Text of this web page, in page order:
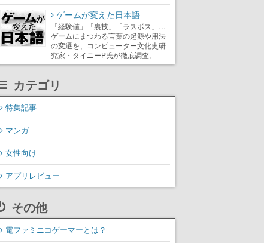
ゲームが変えた日本語
「経験値」「裏技」「ラスボス」…
ゲームにまつわる言葉の起源や用法
の変遷を、コンピューター文化史研
究家・タイニーP氏が徹底調査。
カテゴリ
特集記事
マンガ
女性向け
アプリレビュー
その他
電ファミニコゲーマーとは？